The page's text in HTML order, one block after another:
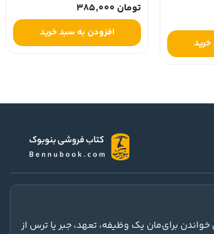
تومان 385,000
افزودن به سبد خرید
برای‌مان یک وظیفه، تعهد، جبر یا ترس از